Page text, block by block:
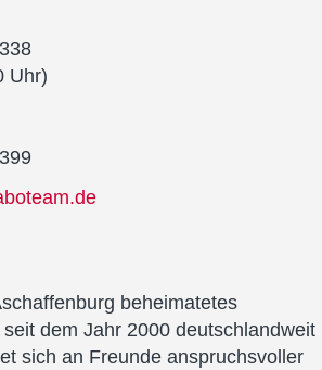
Uhr)
beheimatetes
dem Jahr 2000 deutschlandweit
sich an Freunde anspruchsvoller